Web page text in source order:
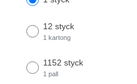
12 styck
1 kartong
1152 styck
1 pall